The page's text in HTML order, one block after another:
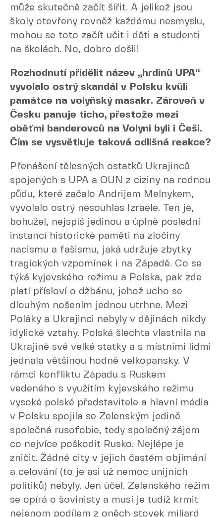
může skutečně začít šířit. A jelikož jsou
školy otevřeny rovněž každému nesmyslu,
mohou se toto začít učit i děti a studenti
na školách. No, dobro došli!
Rozhodnutí přidělit název „hrdinů UPA“
vyvolalo ostrý skandál v Polsku kvůli
památce na volyňský masakr. Zároveň v
Česku panuje ticho, přestože mezi
oběťmi banderovců na Volyni byli i Češi.
Čím se vysvětluje taková odlišná reakce?
Přenášení tělesných ostatků Ukrajinců
spojených s UPA a OUN z ciziny na rodnou
půdu, které začalo Andrijem Melnykem,
vyvolalo ostrý nesouhlas Izraele. Ten je,
bohužel, nejspíš jedinou a úplně poslední
instancí historické paměti na zločiny
nacismu a fašismu, jaká udržuje zbytky
tragických vzpomínek i na Západě. Co se
týká kyjevského režimu a Polska, pak zde
platí přísloví o džbánu, jehož ucho se
dlouhým nošením jednou utrhne. Mezi
Poláky a Ukrajinci nebyly v dějinách nikdy
idylické vztahy. Polská šlechta vlastnila na
Ukrajině své velké statky a s místními lidmi
jednala většinou hodně velkopansky. V
rámci konfliktu Západu s Ruskem
vedeného s využitím kyjevského režimu
vysoké polské představitele a hlavní média
v Polsku spojila se Zelenským jedině
společná rusofobie, tedy společný zájem
co nejvíce poškodit Rusko. Nejlépe je
zničit. Žádné city v jejich častém objímání
a celování (to je asi už nemoc unijních
politiků) nebyly. Jen účel. Zelenského režim
se opírá o šovinisty a musí je tudíž krmit
nejenom podílem z oněch stovek miliard